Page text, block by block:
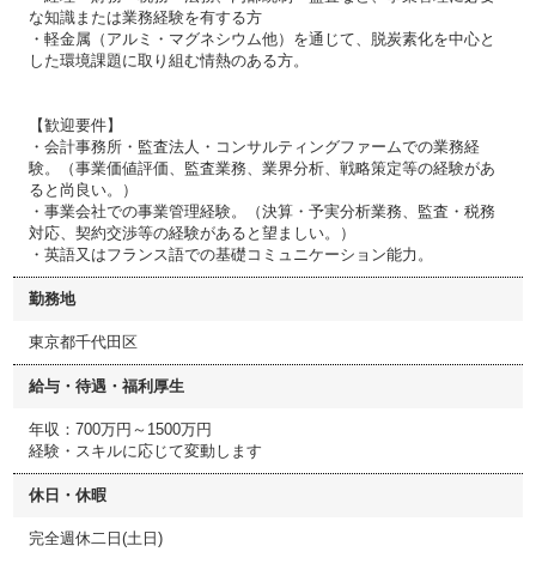
な知識または業務経験を有する方
・軽金属（アルミ・マグネシウム他）を通じて、脱炭素化を中心と
した環境課題に取り組む情熱のある方。
【歓迎要件】
・会計事務所・監査法人・コンサルティングファームでの業務経
験。（事業価値評価、監査業務、業界分析、戦略策定等の経験があ
ると尚良い。）
・事業会社での事業管理経験。（決算・予実分析業務、監査・税務
対応、契約交渉等の経験があると望ましい。）
・英語又はフランス語での基礎コミュニケーション能力。
勤務地
東京都千代田区
給与・待遇・福利厚生
年収：700万円～1500万円
経験・スキルに応じて変動します
休日・休暇
完全週休二日(土日)